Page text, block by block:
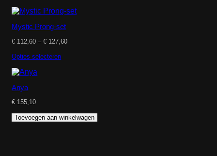
Mystic Prong-set
€ 112,60 – € 127,60Prijsklasse:
Opties selecteren
Anya
€ 155,10
Toevoegen aan winkelwagen